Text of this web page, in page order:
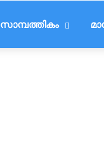
സാമ്പത്തികം